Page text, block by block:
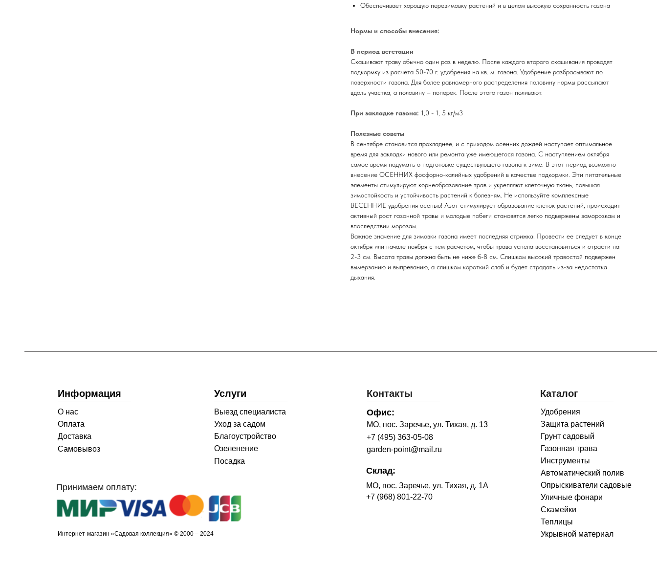
Обеспечивает хорошую перезимовку растений и в целом высокую сохранность газона
Нормы и способы внесения:
В период вегетации
Скашивают траву обычно один раз в неделю. После каждого второго скашивания проводят
подкормку из расчета 50-70 г. удобрения на кв. м. газона. Удобрение разбрасывают по
поверхности газона. Для более равномерного распределения половину нормы рассыпают
вдоль участка, а половину – поперек. После этого газон поливают.
При закладке газона: 1,0 - 1, 5 кг/м3
Полезные советы
В сентябре становится прохладнее, и с приходом осенних дождей наступает оптимальное
время для закладки нового или ремонта уже имеющегося газона. С наступлением октября
самое время подумать о подготовке существующего газона к зиме. В этот период возможно
внесение ОСЕННИХ фосфорно-калийных удобрений в качестве подкормки. Эти питательные
элементы стимулируют корнеобразование трав и укрепляют клеточную ткань, повышая
зимостойкость и устойчивость растений к болезням. Не используйте комплексные
ВЕСЕННИЕ удобрения осенью! Азот стимулирует образование клеток растений, происходит
активный рост газонной травы и молодые побеги становятся легко подвержены заморозкам и
впоследствии морозам.
Важное значение для зимовки газона имеет последняя стрижка. Провести ее следует в конце
октября или начале ноября с тем расчетом, чтобы трава успела восстановиться и отрасти на
2-3 см. Высота травы должна быть не ниже б-8 см. Слишком высокий травостой подвержен
вымерзанию и выпреванию, а слишком короткий слаб и будет страдать из-за недостатка
дыхания.
Информация Контакты Каталог
Услуги
garden-point@mail.ru
+7 (495) 363-05-08
МО, пос. Заречье, ул. Тихая, д. 1А
Офис:
МО, пос. Заречье, ул. Тихая, д. 13
+7 (968) 801-22-70
Склад:
Интернет-магазин «Садовая коллекция» © 2000 – 2024
О нас
Оплата
Самовывоз
Выезд специалиста
Уход за садом
Благоустройство
Озеленение
Доставка
Посадка
Удобрения
Защита растений
Грунт садовый
Газонная трава
Инструменты
Автоматический полив
Опрыскиватели садовые
Уличные фонари
Скамейки
Теплицы
Укрывной материал
Принимаем оплату: